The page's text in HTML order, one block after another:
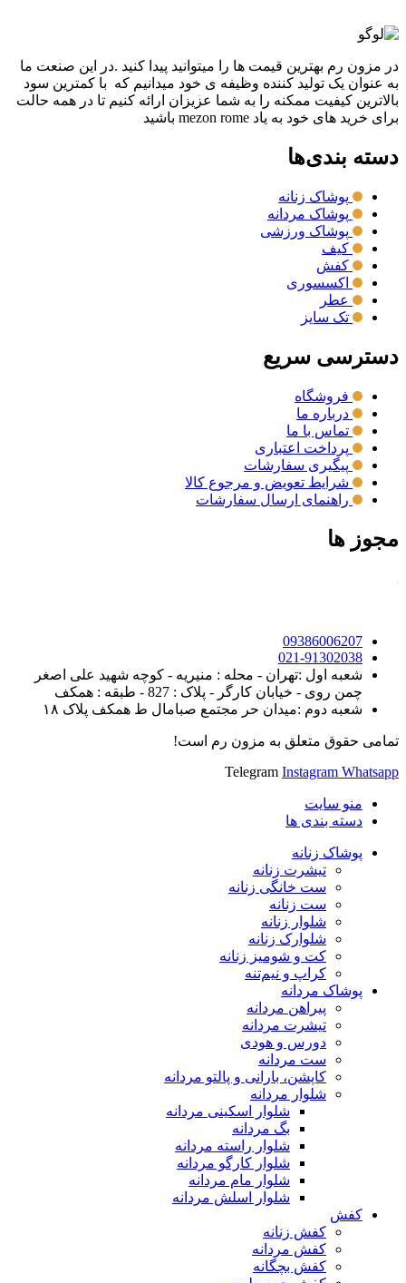
در مزون رم بهترین قیمت ها را میتوانید پیدا کنید .در این صنعت ما
به عنوان یک تولید کننده وظیفه ی خود میدانیم که با کمترین سود
بالاترین کیفیت ممکنه را به شما عزیزان ارائه کنیم تا در همه حالت
برای خرید های خود به یاد mezon rome باشید
دسته بندی‌ها
پوشاک زنانه
پوشاک مردانه
پوشاک ورزشی
کیف
کفش
اکسسوری
عطر
تک سایز
دسترسی سریع
فروشگاه
درباره ما
تماس با ما
پرداخت اعتباری
پیگیری سفارشات
شرایط تعویض و مرجوع کالا
راهنمای ارسال سفارشات
مجوز ها
09386006207
021-91302038
شعبه اول :تهران - محله : منیریه - کوچه شهید علی اصغر
چمن روی - خیابان کارگر - پلاک : 827 - طبقه : همکف
شعبه دوم :میدان حر مجتمع صبامال ط همکف پلاک ۱۸
تمامی حقوق متعلق به مزون رم است!
Telegram Instagram Whatsapp
منو سایت
دسته بندی ها
پوشاک زنانه
تیشرت زنانه
ست خانگی زنانه
ست زنانه
شلوار زنانه
شلوارک زنانه
کت و شومیز زنانه
کراپ و نیم‌تنه
پوشاک مردانه
پیراهن مردانه
تیشرت مردانه
دورس و هودی
ست مردانه
کاپشن، بارانی و پالتو مردانه
شلوار مردانه
شلوار اسکینی مردانه
بگ مردانه
شلوار راسته مردانه
شلوار کارگو مردانه
شلوار مام مردانه
شلوار اسلش مردانه
کفش
کفش زنانه
کفش مردانه
کفش بچگانه